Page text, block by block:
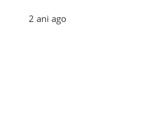
2 ani ago